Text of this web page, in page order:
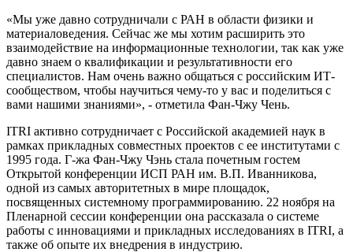
«Мы уже давно сотрудничали с РАН в области физики и
материаловедения. Сейчас же мы хотим расширить это
взаимодействие на информационные технологии, так как уже
давно знаем о квалификации и результативности его
специалистов. Нам очень важно общаться с российским ИТ-
сообществом, чтобы научиться чему-то у вас и поделиться с
вами нашими знаниями», - отметила Фан-Чжу Чень.
ITRI активно сотрудничает с Российской академией наук в
рамках прикладных совместных проектов с ее институтами с
1995 года. Г-жа Фан-Чжу Чэнь стала почетным гостем
Открытой конференции ИСП РАН им. В.П. Иванникова,
одной из самых авторитетных в мире площадок,
посвященных системному программированию. 22 ноября на
Пленарной сессии конференции она рассказала о системе
работы с инновациями и прикладных исследованиях в ITRI, а
также об опыте их внедрения в индустрию.